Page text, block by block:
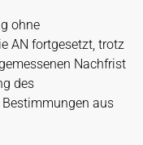
ohne
AN fortgesetzt, trotz
Nachfrist
des
aus